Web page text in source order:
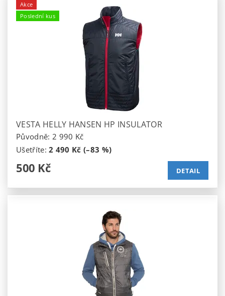
Akce
Poslední kus
VESTA HELLY HANSEN HP INSULATOR
Původně: 2 990 Kč
Ušetříte:2 490 Kč (–83 %)
500 Kč DETAIL